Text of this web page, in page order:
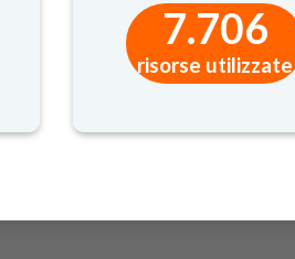
7.706
risorse utilizzate